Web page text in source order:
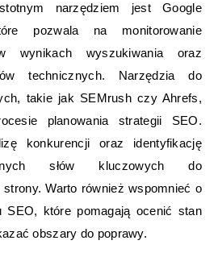
narzędziem jest Google
pozwala na monitorowanie
wynikach wyszukiwania oraz
technicznych. Narzędzia do
takie jak SEMrush czy Ahrefs,
planowania strategii SEO.
konkurencji oraz identyfikację
słów kluczowych do
Warto również wspomnieć o
SEO, które pomagają ocenić stan
obszary do poprawy.